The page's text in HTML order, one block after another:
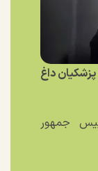
داغ
جمهور